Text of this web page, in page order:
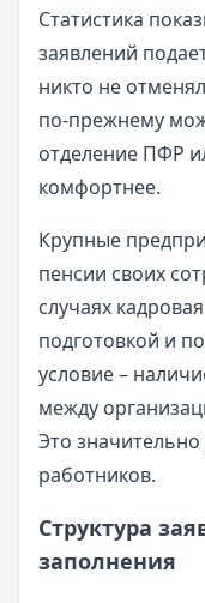
Статистика
заявлений
никто не
по-прежнему
отделение ПФР
комфортнее.
Крупные
пенсии своих
случаях
подготовкой и
условие –
между
Это
работников.
Структура
заполнения